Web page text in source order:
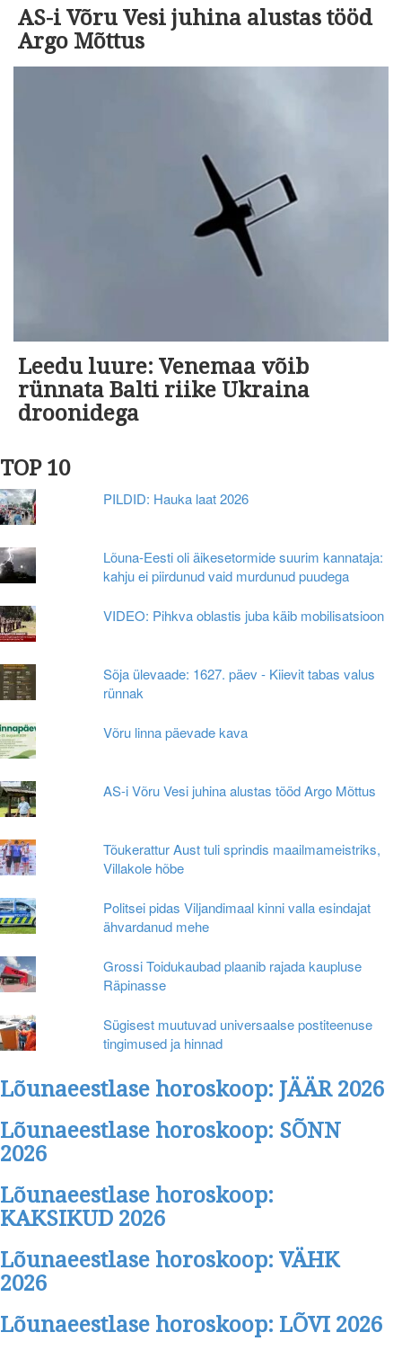
AS-i Võru Vesi juhina alustas tööd
Argo Mõttus
Leedu luure: Venemaa võib
rünnata Balti riike Ukraina
droonidega
TOP 10
PILDID: Hauka laat 2026
Lõuna-Eesti oli äikesetormide suurim kannataja:
kahju ei piirdunud vaid murdunud puudega
VIDEO: Pihkva oblastis juba käib mobilisatsioon
Sõja ülevaade: 1627. päev - Kiievit tabas valus
rünnak
Võru linna päevade kava
AS-i Võru Vesi juhina alustas tööd Argo Mõttus
Tõukerattur Aust tuli sprindis maailmameistriks,
Villakole hõbe
Politsei pidas Viljandimaal kinni valla esindajat
ähvardanud mehe
Grossi Toidukaubad plaanib rajada kaupluse
Räpinasse
Sügisest muutuvad universaalse postiteenuse
tingimused ja hinnad
Lõunaeestlase horoskoop: JÄÄR 2026
Lõunaeestlase horoskoop: SÕNN
2026
Lõunaeestlase horoskoop:
KAKSIKUD 2026
Lõunaeestlase horoskoop: VÄHK
2026
Lõunaeestlase horoskoop: LÕVI 2026